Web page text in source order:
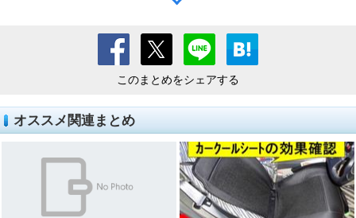
このまとめをシェアする
オススメ関連まとめ